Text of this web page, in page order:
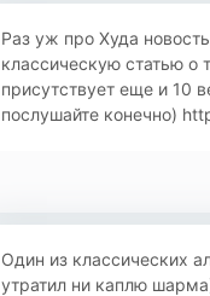
Раз уж про Худа
классическую статью о
присутствует еще и 10
послушайте конечно)
Один из классических
утратил ни каплю